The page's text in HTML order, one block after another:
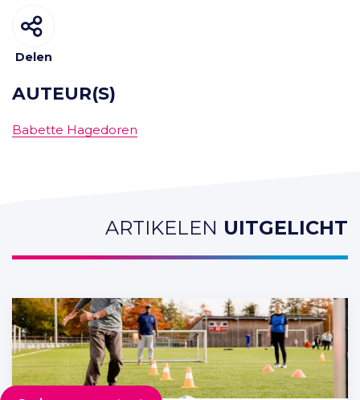
Delen
AUTEUR(S)
Babette Hagedoren
ARTIKELEN UITGELICHT